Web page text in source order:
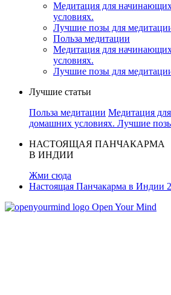
Медитация для
условиях.
Лучшие позы для
Польза медитации
Медитация для
условиях.
Лучшие позы для
Лучшие cтатьи
Польза медитации Медитация
домашних условиях. Лучшие
НАСТОЯЩАЯ ПАНЧАКАРМА
В ИНДИИ
Жми сюда
Настоящая Панчакарма в Индии
Open Your Mind